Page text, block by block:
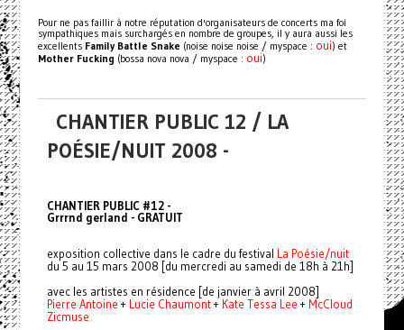
Pour ne pas faillir à notre réputation d'organisateurs de concerts ma foi
sympathiques mais surchargés en nombre de groupes, il y aura aussi les
excellentsFamily Battle Snake (noise noise noise / myspace : oui) et
Mother Fucking (bossa nova nova / myspace : oui)
CHANTIER PUBLIC 12 / LA
POÉSIE/NUIT 2008 -
CHANTIER PUBLIC #12 -
Grrrnd gerland - GRATUIT
exposition collective dans le cadre du festival La Poésie/nuit
du 5 au 15 mars 2008 [du mercredi au samedi de 18h à 21h]
avec les artistes en résidence [de janvier à avril 2008]
Pierre Antoine+ Lucie Chaumont+ Kate Tessa Lee+ McCloud
Zicmuse